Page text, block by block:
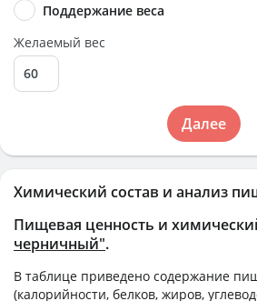
Химический состав и анализ
Пищевая ценность и
черничный".
В таблице приведено содержание
(калорийности, белков, жиров,
Поддержание веса
Желаемый вес
Далее